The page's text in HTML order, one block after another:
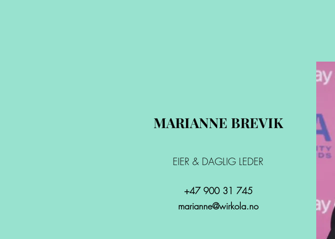
MARIANNE BREVIK
EIER & DAGLIG LEDER
+47 900 31 745
marianne@wirkola.no